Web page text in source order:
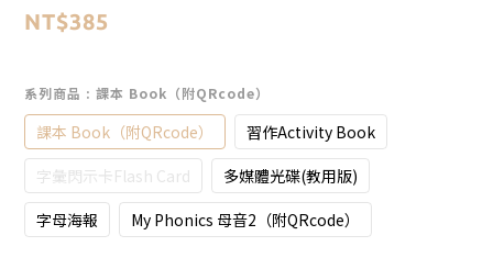
NT$385
系列商品 : 課本 Book（附QRcode）
課本 Book（附QRcode）
習作Activity Book
字彙閃示卡Flash Card
多媒體光碟(教用版)
字母海報
My Phonics 母音2（附QRcode）